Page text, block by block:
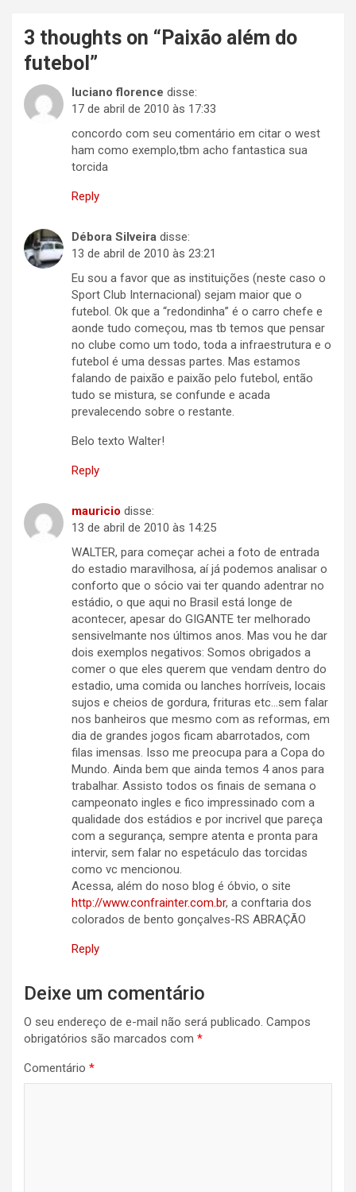
3 thoughts on “ Paixão além do
futebol ”
luciano florence disse:
17 de abril de 2010 às 17:33
concordo com seu comentário em citar o west
ham como exemplo,tbm acho fantastica sua
torcida
Reply
Débora Silveira disse:
13 de abril de 2010 às 23:21
Eu sou a favor que as instituições (neste caso o
Sport Club Internacional) sejam maior que o
futebol. Ok que a “redondinha” é o carro chefe e
aonde tudo começou, mas tb temos que pensar
no clube como um todo, toda a infraestrutura e o
futebol é uma dessas partes. Mas estamos
falando de paixão e paixão pelo futebol, então
tudo se mistura, se confunde e acada
prevalecendo sobre o restante.
Belo texto Walter!
Reply
mauricio disse:
13 de abril de 2010 às 14:25
WALTER, para começar achei a foto de entrada
do estadio maravilhosa, aí já podemos analisar o
conforto que o sócio vai ter quando adentrar no
estádio, o que aqui no Brasil está longe de
acontecer, apesar do GIGANTE ter melhorado
sensivelmante nos últimos anos. Mas vou he dar
dois exemplos negativos: Somos obrigados a
comer o que eles querem que vendam dentro do
estadio, uma comida ou lanches horríveis, locais
sujos e cheios de gordura, frituras etc…sem falar
nos banheiros que mesmo com as reformas, em
dia de grandes jogos ficam abarrotados, com
filas imensas. Isso me preocupa para a Copa do
Mundo. Ainda bem que ainda temos 4 anos para
trabalhar. Assisto todos os finais de semana o
campeonato ingles e fico impressinado com a
qualidade dos estádios e por incrivel que pareça
com a segurança, sempre atenta e pronta para
intervir, sem falar no espetáculo das torcidas
como vc mencionou.
Acessa, além do noso blog é óbvio, o site
http://www.confrainter.com.br, a conftaria dos
colorados de bento gonçalves-RS ABRAÇÃO
Reply
Deixe um comentário
O seu endereço de e-mail não será publicado. Campos
obrigatórios são marcados com *
Comentário *